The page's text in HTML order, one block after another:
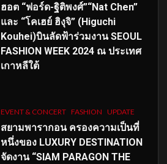
ฮอต “ฟอร์ด-ฐิติพงศ์”“Nat Chen”
และ “โคเฮย์ ฮิงุจิ” (Higuchi
Kouhei)บินลัดฟ้าร่วมงาน SEOUL
FASHION WEEK 2024 ณ ประเทศ
เกาหลีใต้
EVENT & CONCERT FASHION UPDATE
สยามพารากอน ครองความเป็นที่
หนึ่งของ LUXURY DESTINATION
จัดงาน “SIAM PARAGON THE